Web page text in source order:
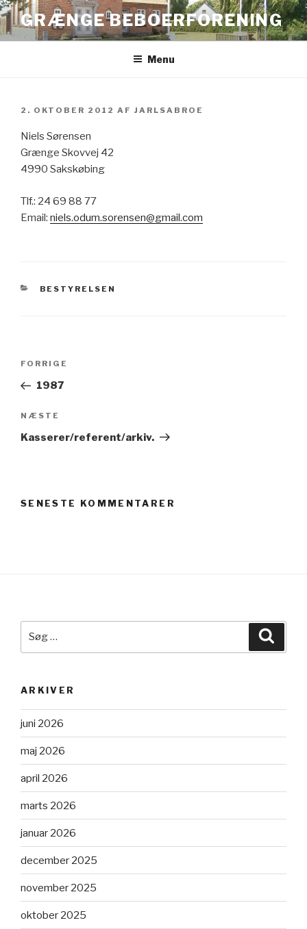
Videre
til
indhold
GRÆNGE BEBOERFORENING
Menu
UDGIVET
2. OKTOBER 2012 AF JARLSABROE
Niels Sørensen
Grænge Skovvej 42
4990 Sakskøbing
Tlf.: 24 69 88 77
Email: niels.odum.sorensen@gmail.com
KATEGORIER
BESTYRELSEN
Forrige
indlæg
FORRIGE
1987
Næste
indlæg
NÆSTE
Kasserer/referent/arkiv.
SENESTE KOMMENTARER
efter:
ARKIVER
juni 2026
maj 2026
april 2026
marts 2026
januar 2026
december 2025
november 2025
oktober 2025